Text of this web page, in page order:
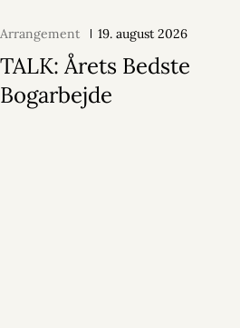
Arrangement 19. august 2026
TALK: Årets Bedste
Bogarbejde